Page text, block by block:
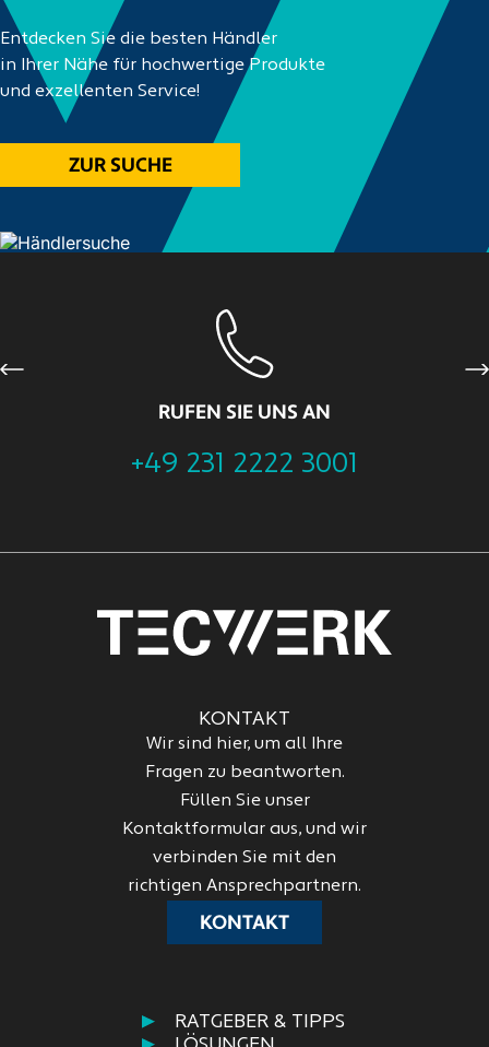
Entdecken Sie die besten Händler
in Ihrer Nähe für hochwertige Produkte
und exzellenten Service!
ZUR SUCHE
RUFEN SIE UNS AN
+49 231 2222 3001
Previous
RATGEBER & TIPPS
KONTAKT
Wir sind hier, um all Ihre
Fragen zu beantworten.
Füllen Sie unser
Kontaktformular aus, und wir
verbinden Sie mit den
richtigen Ansprechpartnern.
KONTAKT